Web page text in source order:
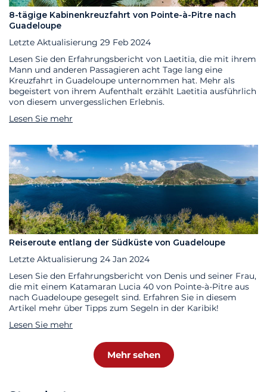
8-tägige Kabinenkreuzfahrt von Pointe-à-Pitre nach
Guadeloupe
Letzte Aktualisierung 29 Feb 2024
Lesen Sie den Erfahrungsbericht von Laetitia, die mit ihrem
Mann und anderen Passagieren acht Tage lang eine
Kreuzfahrt in Guadeloupe unternommen hat. Mehr als
begeistert von ihrem Aufenthalt erzählt Laetitia ausführlich
von diesem unvergesslichen Erlebnis.
Lesen Sie mehr
Reiseroute entlang der Südküste von Guadeloupe
Letzte Aktualisierung 24 Jan 2024
Lesen Sie den Erfahrungsbericht von Denis und seiner Frau,
die mit einem Katamaran Lucia 40 von Pointe-à-Pitre aus
nach Guadeloupe gesegelt sind. Erfahren Sie in diesem
Artikel mehr über Tipps zum Segeln in der Karibik!
Lesen Sie mehr
Mehr sehen